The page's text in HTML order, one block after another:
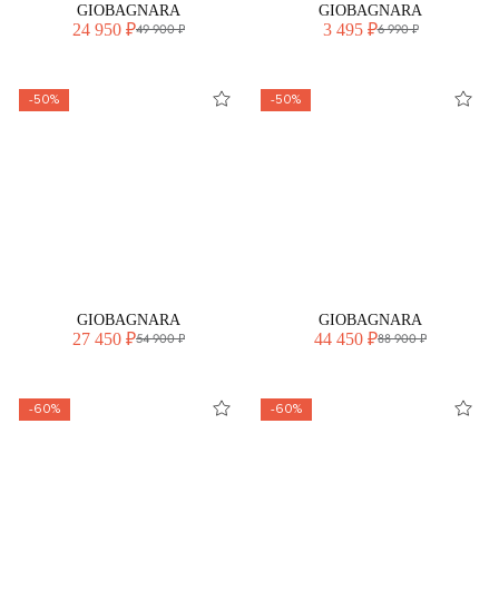
GIOBAGNARA
24 950 ₽49 900 ₽
GIOBAGNARA
3 495 ₽6 990 ₽
-50%
GIOBAGNARA
27 450 ₽54 900 ₽
-50%
GIOBAGNARA
44 450 ₽88 900 ₽
-60% -60%